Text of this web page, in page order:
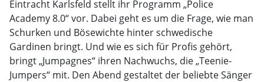
Eintracht Karlsfeld stellt ihr Programm „Police
Academy 8.0“ vor. Dabei geht es um die Frage, wie man
Schurken und Bösewichte hinter schwedische
Gardinen bringt. Und wie es sich für Profis gehört,
bringt „Jumpagnes“ ihren Nachwuchs, die „Teenie-
Jumpers“ mit. Den Abend gestaltet der beliebte Sänger